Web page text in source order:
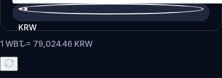
KRW
1 WBT= 79,024.46 KRW